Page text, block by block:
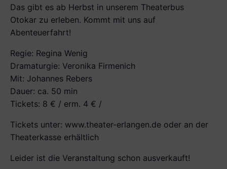
Das gibt es ab Herbst in unserem Theaterbus
Otokar zu erleben. Kommt mit uns auf
Abenteuerfahrt!
Regie: Regina Wenig
Dramaturgie: Veronika Firmenich
Mit: Johannes Rebers
Dauer: ca. 50 min
Tickets: 8 € / erm. 4 € /
Tickets unter: www.theater-erlangen.de oder an der
Theaterkasse erhältlich
Leider ist die Veranstaltung schon ausverkauft!